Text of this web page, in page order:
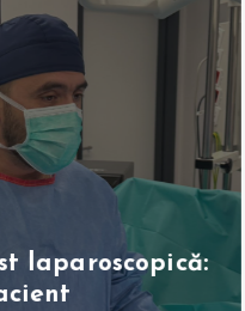
laparoscopică: